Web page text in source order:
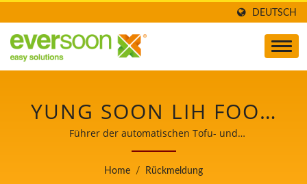
DEUTSCH
YUNG SOON LIH FOOD
MACHINE CO., LTD.
Führer der automatischen Tofu- und
Sojamilchmaschinen mit oberster Priorität für
Lebensmittelsicherheit.
Home / Rückmeldung